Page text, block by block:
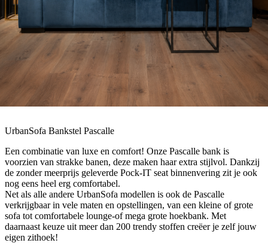
UrbanSofa Bankstel Pascalle
Een combinatie van luxe en comfort! Onze Pascalle bank is
voorzien van strakke banen, deze maken haar extra stijlvol. Dankzij
de zonder meerprijs geleverde Pock-IT seat binnenvering zit je ook
nog eens heel erg comfortabel.
Net als alle andere UrbanSofa modellen is ook de Pascalle
verkrijgbaar in vele maten en opstellingen, van een kleine of grote
sofa tot comfortabele lounge-of mega grote hoekbank. Met
daarnaast keuze uit meer dan 200 trendy stoffen creëer je zelf jouw
eigen zithoek!